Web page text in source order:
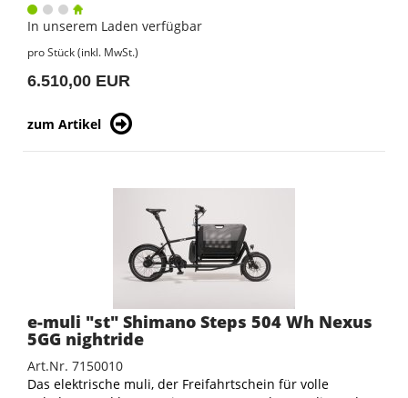
In unserem Laden verfügbar
pro Stück (inkl. MwSt.)
6.510,00 EUR
zum Artikel
e-muli "st" Shimano Steps 504 Wh Nexus
5GG nightride
Art.Nr. 7150010
Das elektrische muli, der Freifahrtschein für volle